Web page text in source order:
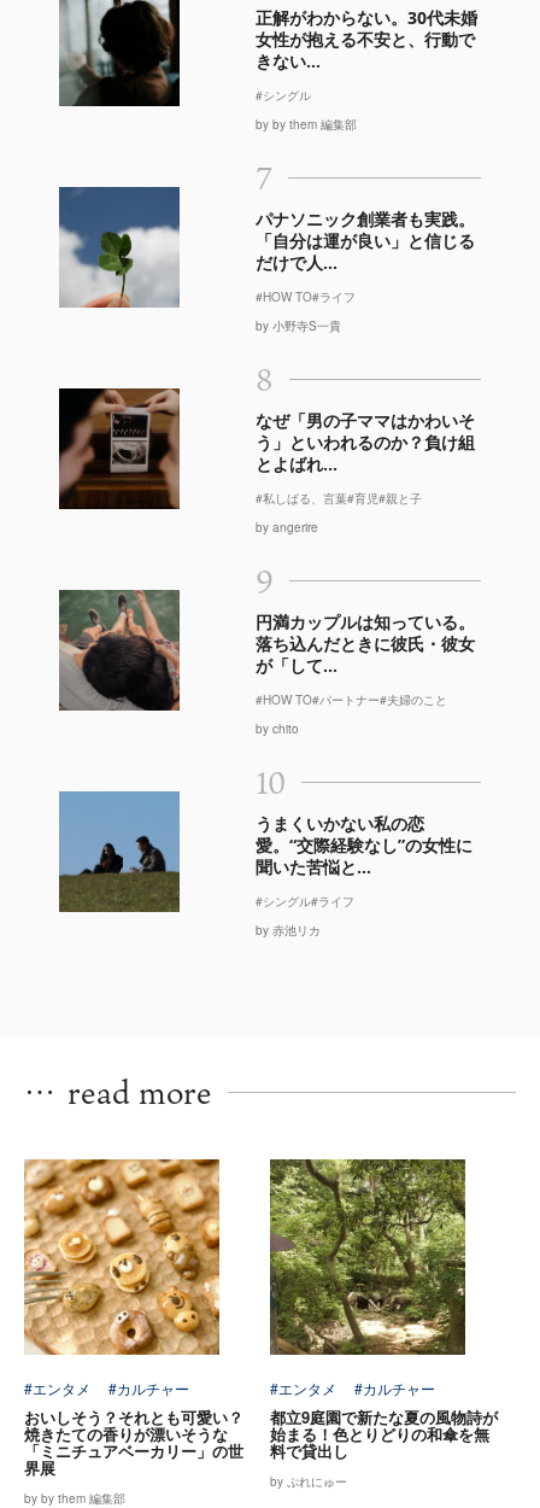
正解がわからない。30代未婚
女性が抱える不安と、行動で
きない...
#シングル
by by them 編集部
7
パナソニック創業者も実践。
「自分は運が良い」と信じる
だけで人...
#HOW TO#ライフ
by 小野寺S一貴
8
なぜ「男の子ママはかわいそ
う」といわれるのか？負け組
とよばれ...
#私しばる、言葉#育児#親と子
by angerire
9
円満カップルは知っている。
落ち込んだときに彼氏・彼女
が「して...
#HOW TO#パートナー#夫婦のこと
by chito
10
うまくいかない私の恋
愛。“交際経験なし”の女性に
聞いた苦悩と...
#シングル#ライフ
by 赤池リカ
… read more
#エンタメ #カルチャー
おいしそう？それとも可愛い？
焼きたての香りが漂いそうな
「ミニチュアベーカリー」の世
界展
by by them 編集部
#エンタメ #カルチャー
都立9庭園で新たな夏の風物詩が
始まる！色とりどりの和傘を無
料で貸出し
by ぷれにゅー